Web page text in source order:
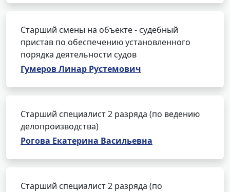
Старший смены на объекте - судебный
пристав по обеспечению установленного
порядка деятельности судов
Гумеров Линар Рустемович
Старший специалист 2 разряда (по ведению
делопроизводства)
Рогова Екатерина Васильевна
Старший специалист 2 разряда (по